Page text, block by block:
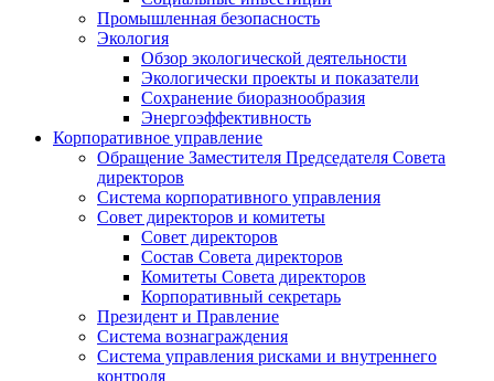
Промышленная безопасность
Экология
Обзор экологической деятельности
Экологически проекты и показатели
Сохранение биоразнообразия
Энергоэффективность
Корпоративное управление
Обращение Заместителя Председателя Совета
директоров
Система корпоративного управления
Совет директоров и комитеты
Совет директоров
Состав Совета директоров
Комитеты Совета директоров
Корпоративный секретарь
Президент и Правление
Система вознаграждения
Система управления рисками и внутреннего
контроля